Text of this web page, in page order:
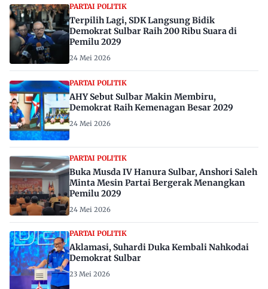
PARTAI POLITIK
Terpilih Lagi, SDK Langsung Bidik
Demokrat Sulbar Raih 200 Ribu Suara di
Pemilu 2029
24 Mei 2026
PARTAI POLITIK
AHY Sebut Sulbar Makin Membiru,
Demokrat Raih Kemenagan Besar 2029
24 Mei 2026
PARTAI POLITIK
Buka Musda IV Hanura Sulbar, Anshori Saleh
Minta Mesin Partai Bergerak Menangkan
Pemilu 2029
24 Mei 2026
PARTAI POLITIK
Aklamasi, Suhardi Duka Kembali Nahkodai
Demokrat Sulbar
23 Mei 2026